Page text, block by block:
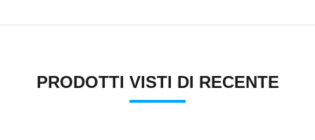
PRODOTTI VISTI DI RECENTE